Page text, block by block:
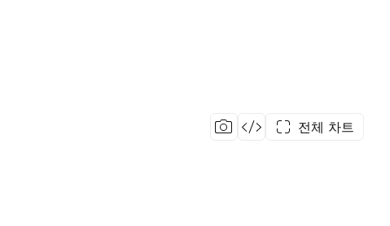
전체 차트